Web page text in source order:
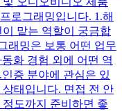
로그래밍입니다. 1.해
맡는 역할이 궁금합
래밍은 보통 어떤 업무
화 경험 외에 어떤 역
증 분야에 관심은 있
태입니다. 면접 전 안
도까지 준비하면 좋